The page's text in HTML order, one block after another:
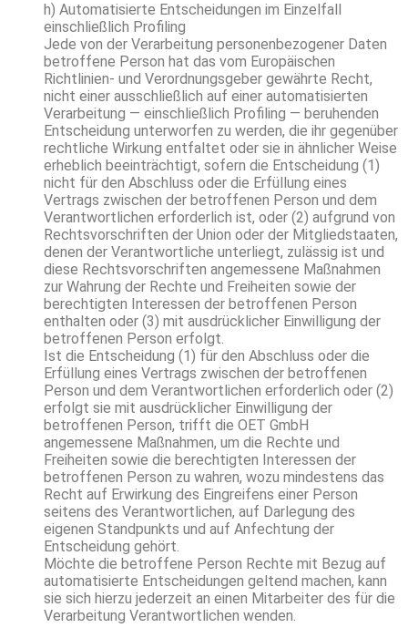
h) Automatisierte Entscheidungen im Einzelfall
einschließlich Profiling
Jede von der Verarbeitung personenbezogener Daten
betroffene Person hat das vom Europäischen
Richtlinien- und Verordnungsgeber gewährte Recht,
nicht einer ausschließlich auf einer automatisierten
Verarbeitung — einschließlich Profiling — beruhenden
Entscheidung unterworfen zu werden, die ihr gegenüber
rechtliche Wirkung entfaltet oder sie in ähnlicher Weise
erheblich beeinträchtigt, sofern die Entscheidung (1)
nicht für den Abschluss oder die Erfüllung eines
Vertrags zwischen der betroffenen Person und dem
Verantwortlichen erforderlich ist, oder (2) aufgrund von
Rechtsvorschriften der Union oder der Mitgliedstaaten,
denen der Verantwortliche unterliegt, zulässig ist und
diese Rechtsvorschriften angemessene Maßnahmen
zur Wahrung der Rechte und Freiheiten sowie der
berechtigten Interessen der betroffenen Person
enthalten oder (3) mit ausdrücklicher Einwilligung der
betroffenen Person erfolgt.
Ist die Entscheidung (1) für den Abschluss oder die
Erfüllung eines Vertrags zwischen der betroffenen
Person und dem Verantwortlichen erforderlich oder (2)
erfolgt sie mit ausdrücklicher Einwilligung der
betroffenen Person, trifft die OET GmbH
angemessene Maßnahmen, um die Rechte und
Freiheiten sowie die berechtigten Interessen der
betroffenen Person zu wahren, wozu mindestens das
Recht auf Erwirkung des Eingreifens einer Person
seitens des Verantwortlichen, auf Darlegung des
eigenen Standpunkts und auf Anfechtung der
Entscheidung gehört.
Möchte die betroffene Person Rechte mit Bezug auf
automatisierte Entscheidungen geltend machen, kann
sie sich hierzu jederzeit an einen Mitarbeiter des für die
Verarbeitung Verantwortlichen wenden.